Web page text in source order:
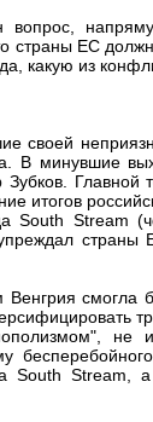
страны ЕС
какую из
своей
В минувшие
South Stream
страны
смогла
не
South